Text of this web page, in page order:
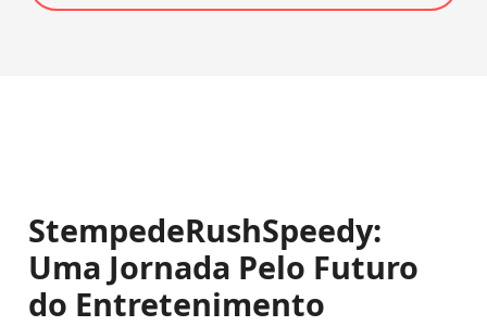
StempedeRushSpeedy:
Uma Jornada Pelo Futuro
do Entretenimento